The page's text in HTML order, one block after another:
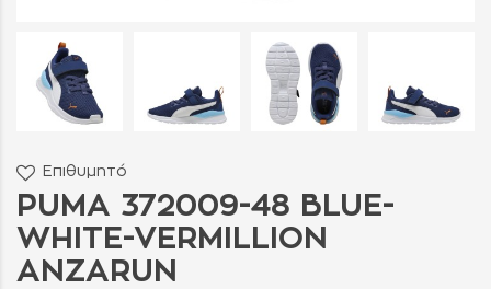
Επιθυμητό
PUMA 372009-48 BLUE-
WHITE-VERMILLION
ANZARUN